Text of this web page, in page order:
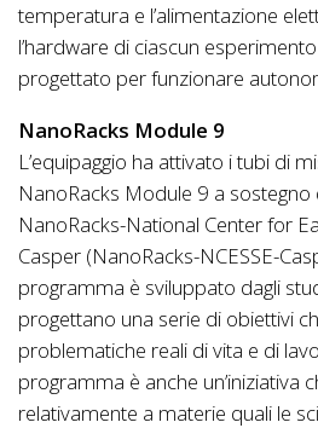
temperatura e l’alimentazione
l’hardware di ciascun
progettato per funzionare
NanoRacks Module 9
L’equipaggio ha attivato i tubi di
NanoRacks Module 9 a sostegno
NanoRacks-National Center for
Casper (NanoRacks-NCESSE-
programma è sviluppato dagli
progettano una serie di obiettivi
problematiche reali di vita e di
programma è anche un’iniziativa
relativamente a materie quali le